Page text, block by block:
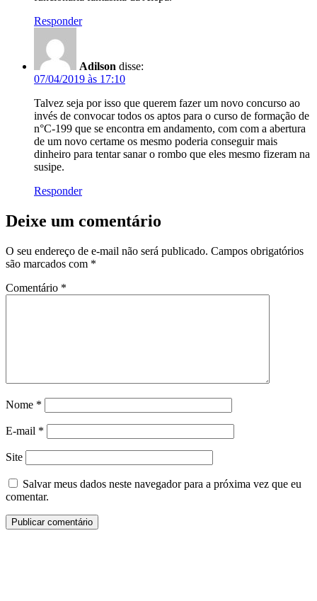
Responder
Adilson disse:
07/04/2019 às 17:10
Talvez seja por isso que querem fazer um novo concurso ao
invés de convocar todos os aptos para o curso de formação de
n°C-199 que se encontra em andamento, com com a abertura
de um novo certame os mesmo poderia conseguir mais
dinheiro para tentar sanar o rombo que eles mesmo fizeram na
susipe.
Responder
Deixe um comentário
O seu endereço de e-mail não será publicado. Campos obrigatórios
são marcados com *
Comentário *
Nome *
E-mail *
Site
Salvar meus dados neste navegador para a próxima vez que eu
comentar.